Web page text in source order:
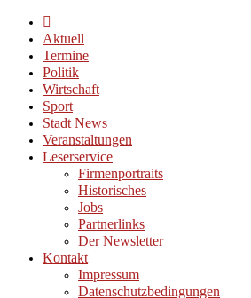
Aktuell
Termine
Politik
Wirtschaft
Sport
Stadt News
Veranstaltungen
Leserservice
Firmenportraits
Historisches
Jobs
Partnerlinks
Der Newsletter
Kontakt
Impressum
Datenschutzbedingungen